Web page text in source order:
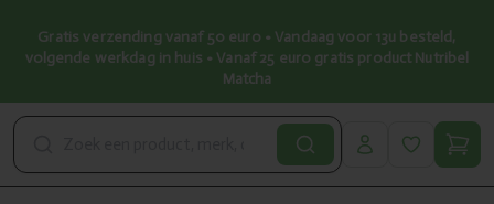
Gratis verzending vanaf 50 euro • Vandaag voor 13u besteld,
volgende werkdag in huis • Vanaf 25 euro gratis product Nutribel
Matcha